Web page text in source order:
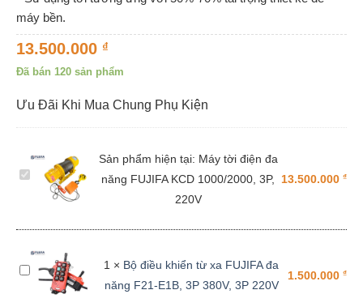
máy bền.
13.500.000 ₫
Đã bán 120 sản phẩm
Ưu Đãi Khi Mua Chung Phụ Kiện
Máy
đa
năng
FUJIFA
Sản phẩm hiện tại: Máy tời điện đa
năng FUJIFA KCD 1000/2000, 3P,
220V
13.500.000 ₫
Bộ
1 × Bộ điều khiển từ xa FUJIFA đa
năng F21-E1B, 3P 380V, 3P 220V
1.500.000 ₫